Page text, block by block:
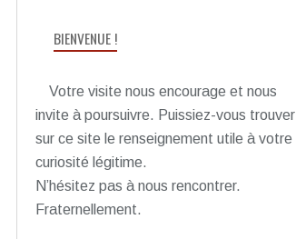
BIENVENUE !
Votre visite nous encourage et nous
invite à poursuivre. Puissiez-vous trouver
sur ce site le renseignement utile à votre
curiosité légitime.
N’hésitez pas à nous rencontrer.
Fraternellement.